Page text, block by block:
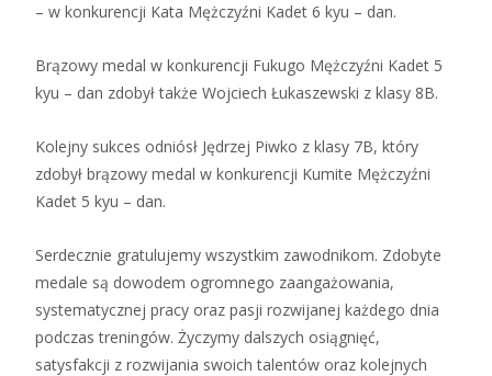
– w konkurencji Kata Mężczyźni Kadet 6 kyu – dan.
Brązowy medal w konkurencji Fukugo Mężczyźni Kadet 5
kyu – dan zdobył także Wojciech Łukaszewski z klasy 8B.
Kolejny sukces odniósł Jędrzej Piwko z klasy 7B, który
zdobył brązowy medal w konkurencji Kumite Mężczyźni
Kadet 5 kyu – dan.
Serdecznie gratulujemy wszystkim zawodnikom. Zdobyte
medale są dowodem ogromnego zaangażowania,
systematycznej pracy oraz pasji rozwijanej każdego dnia
podczas treningów. Życzymy dalszych osiągnięć,
satysfakcji z rozwijania swoich talentów oraz kolejnych